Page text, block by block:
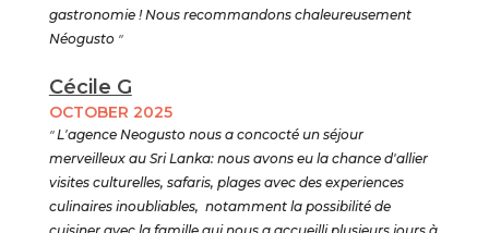
gastronomie ! Nous recommandons chaleureusement
Néogusto"
Cécile G
OCTOBER 2025
"L'agence Neogusto nous a concocté un séjour
merveilleux au Sri Lanka: nous avons eu la chance d'allier
visites culturelles, safaris, plages avec des experiences
culinaires inoubliables, notamment la possibilité de